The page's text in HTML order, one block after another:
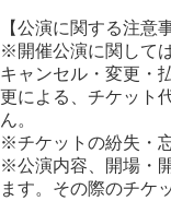
【公演に関する注意
※開催公演に関して
キャンセル・変更・
更による、チケット
ん。
※チケットの紛失・
※公演内容、開場・
ます。その際のチケ